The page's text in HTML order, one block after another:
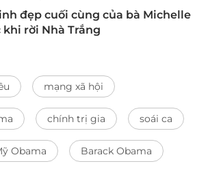
đẹp cuối cùng của bà Michelle
rời Nhà Trắng
mạng xã hội
chính trị gia soái ca
Obama Barack Obama